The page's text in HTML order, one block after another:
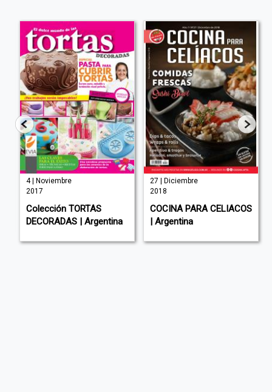
4 | Noviembre
2017
Colección TORTAS
DECORADAS | Argentina
27 | Diciembre
2018
COCINA PARA CELIACOS
| Argentina